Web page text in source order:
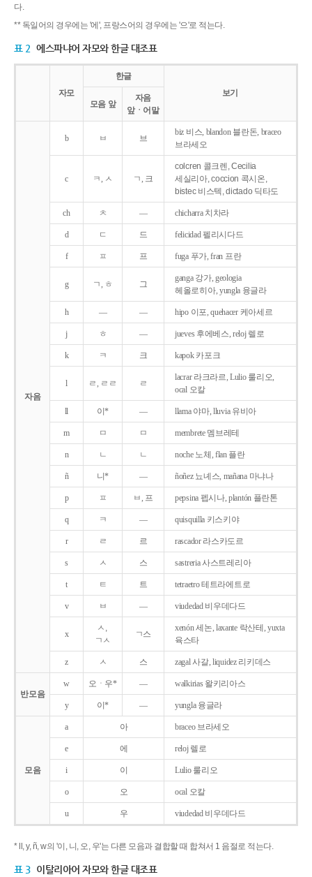
다.
** 독일어의 경우에는 '에', 프랑스어의 경우에는 '으'로 적는다.
표 2 에스파냐어 자모와 한글 대조표
자모
한글
보기
모음 앞
자음
앞ㆍ어말
자음
b ㅂ 브
biz 비스, blandon 블란돈, braceo
브라세오
c ㅋ, ㅅ ㄱ, 크
colcren 콜크렌, Cecilia
세실리아, coccion 콕시온,
bistec 비스텍, dictado 딕타도
ch ㅊ ― chicharra 치차라
d ㄷ 드 felicidad 펠리시다드
f ㅍ 프 fuga 푸가, fran 프란
g ㄱ, ㅎ 그
ganga 강가, geologia
헤올로히아, yungla 융글라
h ― ― hipo 이포, quehacer 케아세르
j ㅎ ― jueves 후에베스, reloj 렐로
k ㅋ 크 kapok 카포크
l ㄹ, ㄹㄹ ㄹ
lacrar 라크라르, Lulio 룰리오,
ocal 오칼
ll 이* ― llama 야마, lluvia 유비아
m ㅁ ㅁ membrete 멤브레테
n ㄴ ㄴ noche 노체, flan 플란
ñ 니* ― ñoñez 뇨녜스, mañana 마냐나
p ㅍ ㅂ, 프 pepsina 펩시나, plantón 플란톤
q ㅋ ― quisquilla 키스키야
r ㄹ 르 rascador 라스카도르
s ㅅ 스 sastreria 사스트레리아
t ㅌ 트 tetraetro 테트라에트로
v ㅂ ― viudedad 비우데다드
x
ㅅ,
ㄱㅅ
ㄱ스
xenón 세논, laxante 락산테, yuxta
육스타
z ㅅ 스 zagal 사갈, liquidez 리키데스
반모음
w 오ㆍ우* ― walkirias 왈키리아스
y 이* ― yungla 융글라
모음
a 아 braceo 브라세오
e 에 reloj 렐로
i 이 Lulio 룰리오
o 오 ocal 오칼
u 우 viudedad 비우데다드
* ll, y, ñ, w의 '이, 니, 오, 우'는 다른 모음과 결합할 때 합쳐서 1 음절로 적는다.
표 3 이탈리아어 자모와 한글 대조표